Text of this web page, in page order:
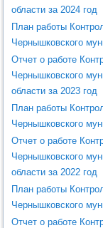
области за 2024 год
План работы
Чернышковского
Отчет о работе
Чернышковского
области за 2023 год
План работы
Чернышковского
Отчет о работе
Чернышковского
области за 2022 год
План работы
Чернышковского
Отчет о работе